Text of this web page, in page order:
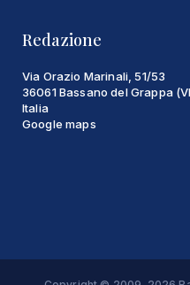
Redazione
Via Orazio Marinali, 51/53
36061 Bassano del Grappa
Italia
Google maps